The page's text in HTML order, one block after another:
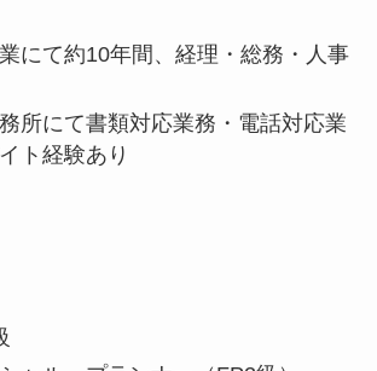
にて約10年間、経理・総務・人事
所にて書類対応業務・電話対応業
ト経験あり